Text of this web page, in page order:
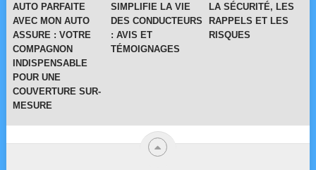
AUTO PARFAITE
AVEC MON AUTO
ASSURE : VOTRE
COMPAGNON
INDISPENSABLE
POUR UNE
COUVERTURE SUR-
MESURE
SIMPLIFIE LA VIE
DES CONDUCTEURS
: AVIS ET
TÉMOIGNAGES
LA SÉCURITÉ, LES
RAPPELS ET LES
RISQUES